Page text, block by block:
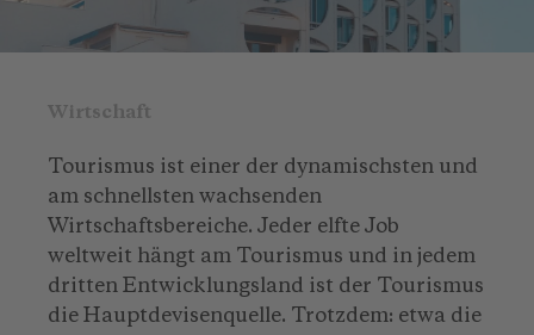
Wirtschaft
Tourismus ist einer der dynamischsten und
am schnellsten wachsenden
Wirtschaftsbereiche. Jeder elfte Job
weltweit hängt am Tourismus und in jedem
dritten Entwicklungsland ist der Tourismus
die Hauptdevisenquelle. Trotzdem: etwa die